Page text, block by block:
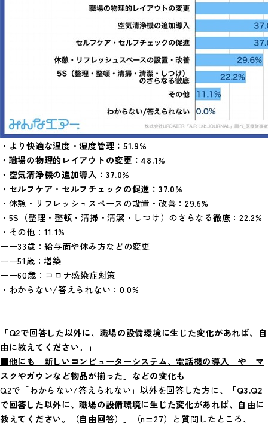
・より快適な温度・湿度管理：51.9%
・職場の物理的レイアウトの変更：48.1%
・空気清浄機の追加導入：37.0%
・セルフケア・セルフチェックの促進：37.0%
・休憩・リフレッシュスペースの設置・改善：29.6%
・5S（整理・整頓・清掃・清潔・しつけ）のさらなる徹底：22.2%
・その他：11.1%
ーー33歳：給与面や休み方などの変更
ーー51歳：増築
ーー60歳：コロナ感染症対策
・わからない/答えられない：0.0%
「Q2で回答した以外に、職場の設備環境に生じた変化があれば、自
由に教えてください。」
■他にも「新しいコンピューターシステム、電話機の導入」や「マ
スクやガウンなど物品が揃った」などの変化も
Q2で「わからない/答えられない」以外を回答した方に、
「Q3.Q2
で回答した以外に、職場の設備環境に生じた変化があれば、自由に
教えてください。（自由回答）」
（n=27）と質問したところ、